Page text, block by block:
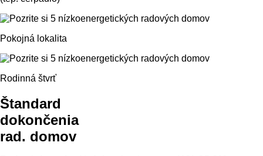
Pokojná lokalita
Rodinná štvrť
Štandard
dokončenia
rad. domov